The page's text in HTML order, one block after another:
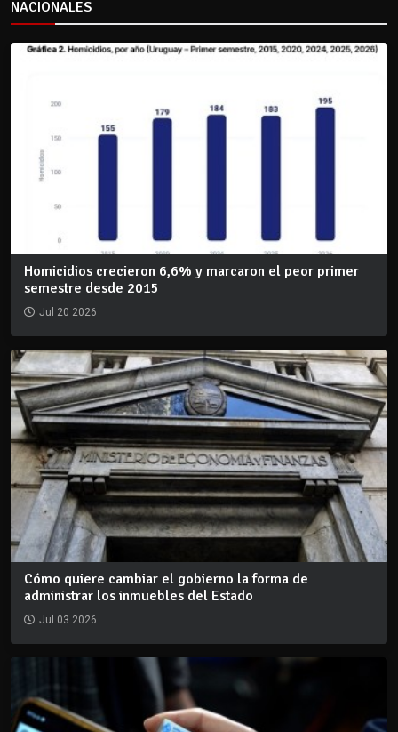
NACIONALES
Homicidios crecieron 6,6% y marcaron el peor primer
semestre desde 2015
Jul 20 2026
Cómo quiere cambiar el gobierno la forma de
administrar los inmuebles del Estado
Jul 03 2026